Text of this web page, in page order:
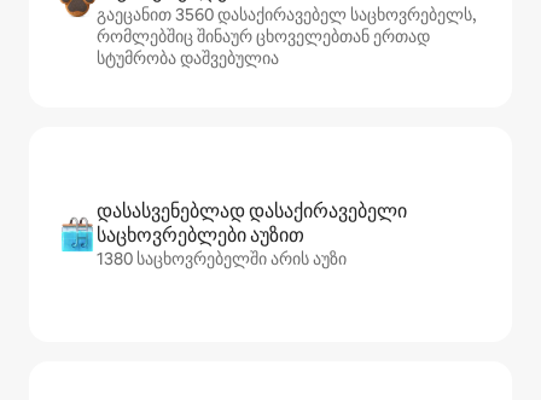
გაეცანით 3560 დასაქირავებელ საცხოვრებელს,
რომლებშიც შინაურ ცხოველებთან ერთად
სტუმრობა დაშვებულია
დასასვენებლად დასაქირავებელი
საცხოვრებლები აუზით
1380 საცხოვრებელში არის აუზი